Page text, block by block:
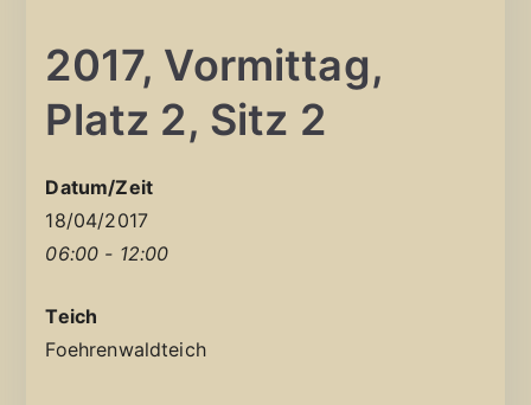
2017, Vormittag,
Platz 2, Sitz 2
Datum/Zeit
18/04/2017
06:00 - 12:00
Teich
Foehrenwaldteich